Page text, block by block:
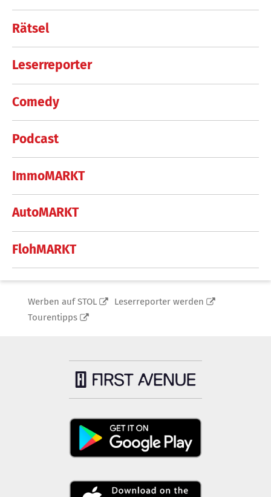
Rätsel
Leserreporter
Comedy
Podcast
ImmoMARKT
AutoMARKT
FlohMARKT
Werben auf STOL
Leserreporter werden
Tourentipps